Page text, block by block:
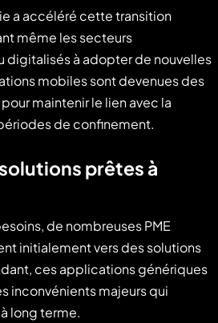
a accéléré cette transition
même les secteurs
à adopter de nouvelles
mobiles sont devenues des
maintenir le lien avec la
de confinement.
prêtes à
de nombreuses PME
initialement vers des solutions
ces applications génériques
inconvénients majeurs qui
long terme.